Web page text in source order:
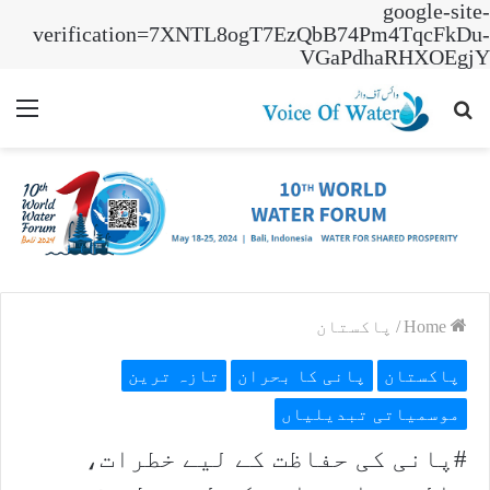
google-site-
verification=7XNTL8ogT7EzQbB74Pm4TqcFkDu-
VGaPdhaRHXOEgjY
Search
/ پاکستان
پاکستان پانی کا بحران تازہ ترین
موسمیاتی تبدیلیاں
#پانی کی حفاظت کے لیے خطرات،